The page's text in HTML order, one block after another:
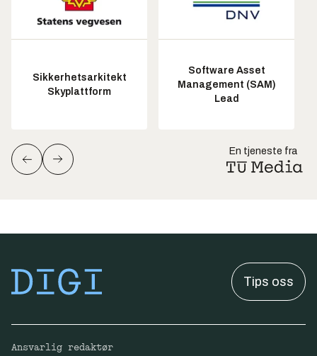
Sikkerhetsarkitekt
Skyplattform
Software Asset
Management (SAM)
Lead
En tjeneste fra
Tips oss
Ansvarlig redaktør